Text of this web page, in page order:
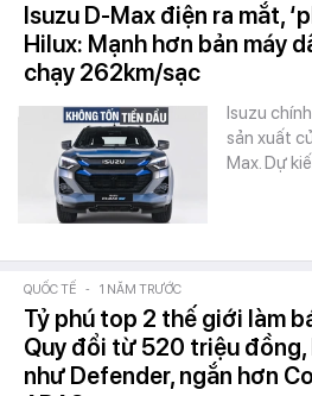
Isuzu D-Max điện ra mắt,
Hilux: Mạnh hơn bản máy
chạy 262km/sạc
Isuzu
sản xuất
Max. Dự
QUỐC TẾ - 1 NĂM TRƯỚC
Tỷ phú top 2 thế giới làm
Quy đổi từ 520 triệu đồng,
như Defender, ngắn hơn